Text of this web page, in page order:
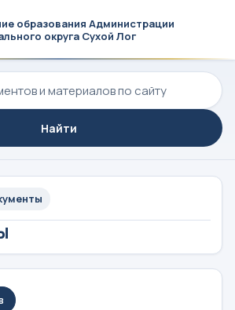
образования Администрации
округа Сухой Лог
Найти